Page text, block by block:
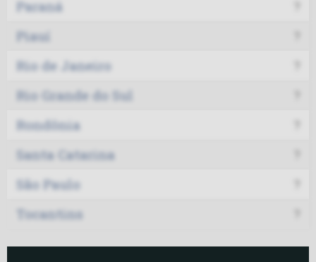
Paraná
Piauí
Rio de Janeiro
Rio Grande do Sul
Rondônia
Santa Catarina
São Paulo
Tocantins